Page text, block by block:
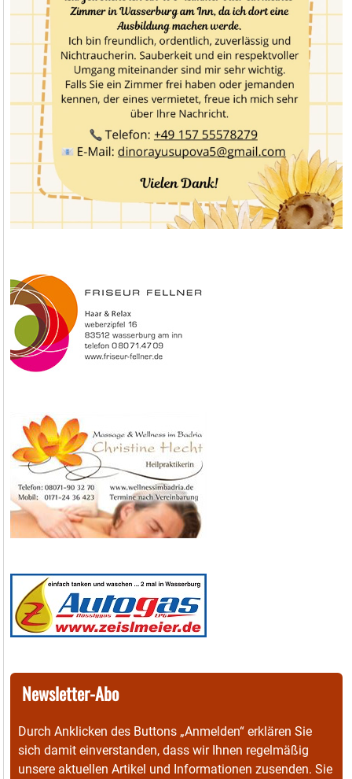
Newsletter-Abo
Durch Anklicken des Buttons „Anmelden“ erklären Sie
sich damit einverstanden, dass wir Ihnen regelmäßig
unsere aktuellen Artikel und Informationen zusenden. Sie